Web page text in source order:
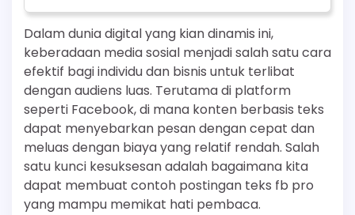
Dalam dunia digital yang kian dinamis ini,
keberadaan media sosial menjadi salah satu cara
efektif bagi individu dan bisnis untuk terlibat
dengan audiens luas. Terutama di platform
seperti Facebook, di mana konten berbasis teks
dapat menyebarkan pesan dengan cepat dan
meluas dengan biaya yang relatif rendah. Salah
satu kunci kesuksesan adalah bagaimana kita
dapat membuat contoh postingan teks fb pro
yang mampu memikat hati pembaca.